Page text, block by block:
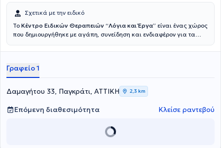
Σχετικά με την ειδικό
To Κέντρο Ειδικών Θεραπειών “Λόγια και Έργα” είναι ένας χώρος
που δημιουργήθηκε με αγάπη, συνείδηση και ενδιαφέρον για τα
θεραπευτικές ανάγκες κάθε παιδιού αλλά και να καθοδηγήσει
του. Το κέντρο παρέχει εξειδικευμένες υπηρεσίες αξιολόγησης,
διάγνωσης και θεραπείας σε παιδιά, εφήβους και ενήλικες που
παρουσιάζουν αναπτυξιακές διαταραχές, προβλήματα λόγου και
ομιλίας, μαθησιακές δυσκολίες, προβλήματα συμπεριφοράς
καθώς και ψυχολογική υποστήριξη και συμβουλευτική γονέων.
Ιδρύτρια και Επιστημονική Υπεύθυνη του Κέντρου είναι η Δάρλα
Επαγγελμάτων Υγείας του Τεχνολογικού Εκπαιδευτικού Ιδρύματος
Γραφείο 1
Δαμαγήτου 33, Παγκράτι, ΑΤΤΙΚΗ 2,3 km
Επόμενη διαθεσιμότητα Κλείσε ραντεβού